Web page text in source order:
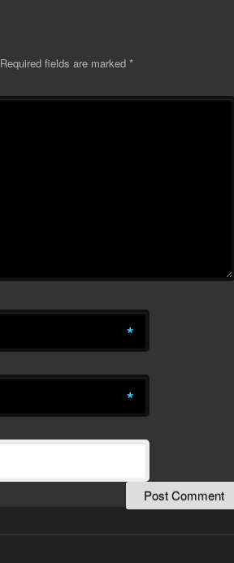
Required fields are marked *
*
*